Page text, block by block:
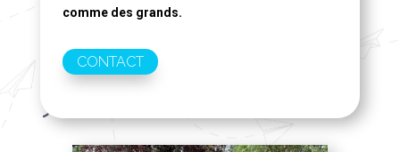
comme des grands.
CONTACT